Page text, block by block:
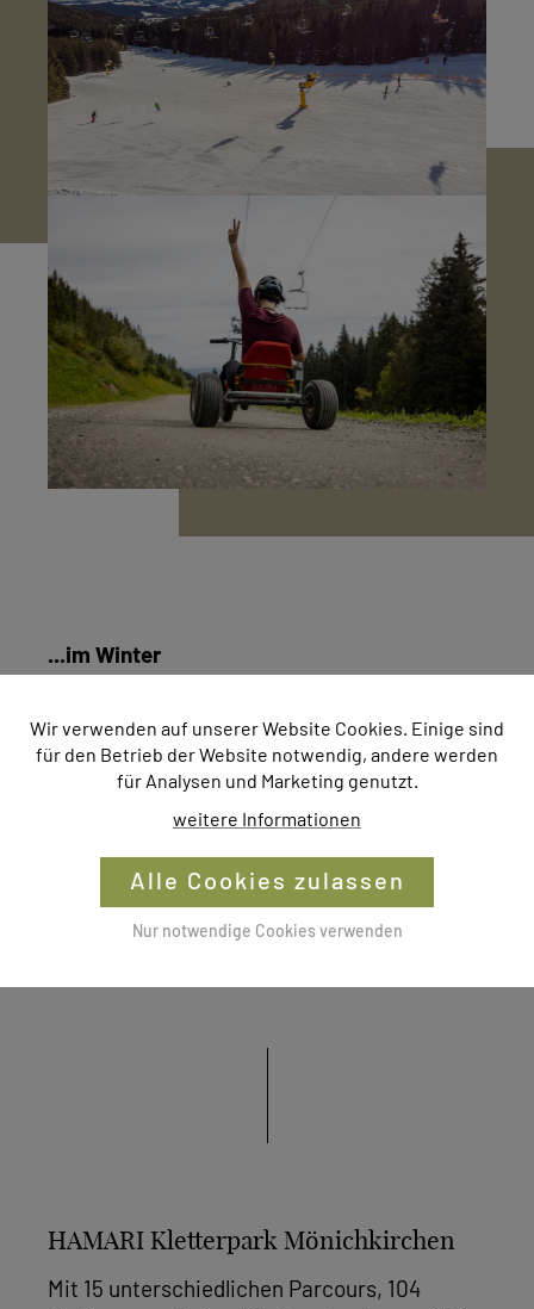
...im Winter
Pistenkilometern lässt es sich den Winter
auf der Erlebnisalm genießen. Von Klein bis
fortgeschrittenen Skifahrer, in
Mönichkirchen kommt jeder auf seine
Familienausflugsziel.
HAMARI Kletterpark Mönichkirchen
Mit 15 unterschiedlichen Parcours, 104
Wir verwenden auf unserer Website Cookies. Einige sind
für den Betrieb der Website notwendig, andere werden
für Analysen und Marketing genutzt.
weitere Informationen
Alle Cookies zulassen
Nur notwendige Cookies verwenden